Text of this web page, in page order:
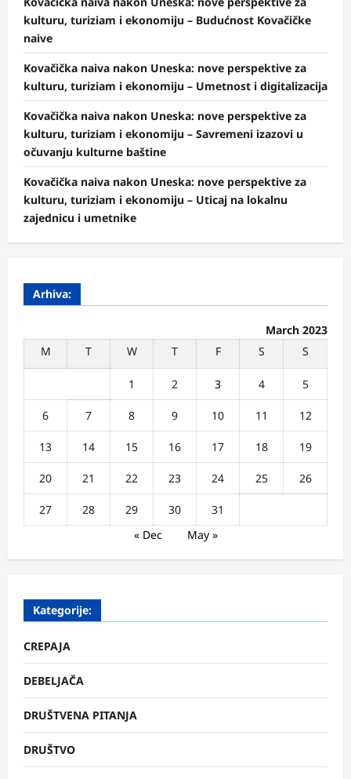
kulturu, turiziam i ekonomiju – Budućnost Kovačičke
naive
Kovačička naiva nakon Uneska: nove perspektive za
kulturu, turiziam i ekonomiju – Umetnost i digitalizacija
Kovačička naiva nakon Uneska: nove perspektive za
kulturu, turiziam i ekonomiju – Savremeni izazovi u
očuvanju kulturne baštine
Kovačička naiva nakon Uneska: nove perspektive za
kulturu, turiziam i ekonomiju – Uticaj na lokalnu
zajednicu i umetnike
Arhiva:
March 2023
M
T W T F S S
1 2 3 4 5
6 7 8 9 10 11 12
13 14 15 16 17 18 19
20 21 22 23 24 25 26
27 28 29 30
31
« Dec
May »
Kategorije:
CREPAJA
DEBELJAČA
DRUŠTVENA PITANJA
DRUŠTVO